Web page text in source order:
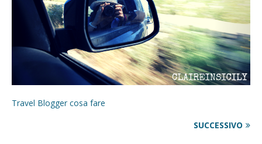
Travel Blogger cosa fare
SUCCESSIVO